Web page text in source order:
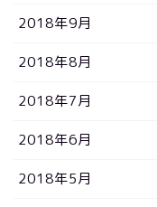
2018年9月
2018年8月
2018年7月
2018年6月
2018年5月